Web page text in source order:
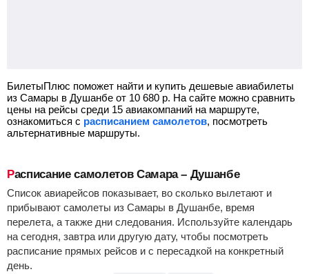
БилетыПлюс поможет найти и купить дешевые авиабилеты
из Самары в Душанбе от 10 680 р. На сайте можно сравнить
цены на рейсы среди 15 авиакомпаний на маршруте,
ознакомиться с расписанием самолетов, посмотреть
альтернативные маршруты.
Расписание самолетов Самара – Душанбе
Список авиарейсов показывает, во сколько вылетают и
прибывают самолеты из Самары в Душанбе, время
перелета, а также дни следования. Используйте календарь
на сегодня, завтра или другую дату, чтобы посмотреть
расписание прямых рейсов и с пересадкой на конкретный
день.